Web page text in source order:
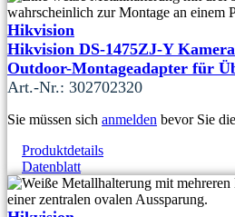
Hikvision
Hikvision DS-1475ZJ-Y
Outdoor-Montageadapter für
Art.-Nr.: 302702320
Sie müssen sich anmelden bevor Sie
Produktdetails
Datenblatt